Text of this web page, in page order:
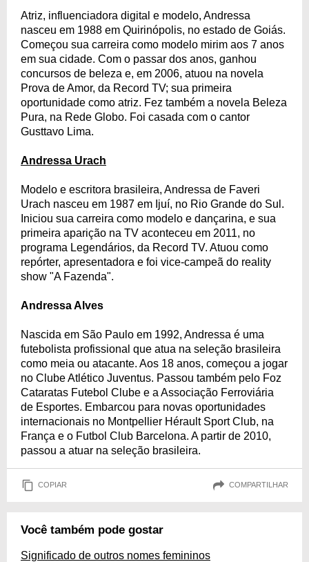
Atriz, influenciadora digital e modelo, Andressa
nasceu em 1988 em Quirinópolis, no estado de Goiás.
Começou sua carreira como modelo mirim aos 7 anos
em sua cidade. Com o passar dos anos, ganhou
concursos de beleza e, em 2006, atuou na novela
Prova de Amor, da Record TV; sua primeira
oportunidade como atriz. Fez também a novela Beleza
Pura, na Rede Globo. Foi casada com o cantor
Gusttavo Lima.
Andressa Urach
Modelo e escritora brasileira, Andressa de Faveri
Urach nasceu em 1987 em Ijuí, no Rio Grande do Sul.
Iniciou sua carreira como modelo e dançarina, e sua
primeira aparição na TV aconteceu em 2011, no
programa Legendários, da Record TV. Atuou como
repórter, apresentadora e foi vice-campeã do reality
show "A Fazenda".
Andressa Alves
Nascida em São Paulo em 1992, Andressa é uma
futebolista profissional que atua na seleção brasileira
como meia ou atacante. Aos 18 anos, começou a jogar
no Clube Atlético Juventus. Passou também pelo Foz
Cataratas Futebol Clube e a Associação Ferroviária
de Esportes. Embarcou para novas oportunidades
internacionais no Montpellier Hérault Sport Club, na
França e o Futbol Club Barcelona. A partir de 2010,
passou a atuar na seleção brasileira.
COPIAR COMPARTILHAR
Você também pode gostar
Significado de outros nomes femininos